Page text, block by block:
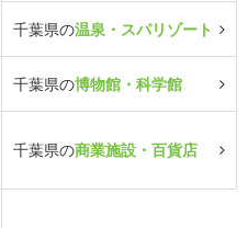
千葉県の温泉・スパリゾート
千葉県の博物館・科学館
千葉県の商業施設・百貨店